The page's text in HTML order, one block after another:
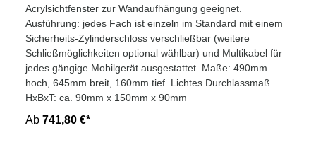
Acrylsichtfenster zur Wandaufhängung geeignet.
Ausführung: jedes Fach ist einzeln im Standard mit einem
Sicherheits-Zylinderschloss verschließbar (weitere
Schließmöglichkeiten optional wählbar) und Multikabel für
jedes gängige Mobilgerät ausgestattet. Maße: 490mm
hoch, 645mm breit, 160mm tief. Lichtes Durchlassmaß
HxBxT: ca. 90mm x 150mm x 90mm
Ab 741,80 €*